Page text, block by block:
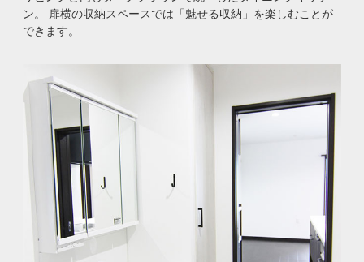
ン。 扉横の収納スペースでは「魅せる収納」を楽しむことが
できます。